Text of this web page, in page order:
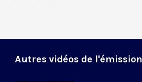
Autres vidéos de l'émission